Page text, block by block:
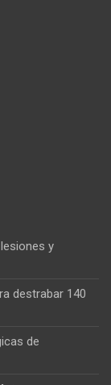
y
destrabar 140
de